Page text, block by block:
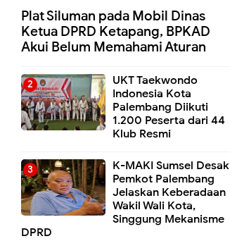
Plat Siluman pada Mobil Dinas
Ketua DPRD Ketapang, BPKAD
Akui Belum Memahami Aturan
UKT Taekwondo
Indonesia Kota
Palembang Diikuti
1.200 Peserta dari 44
Klub Resmi
K-MAKI Sumsel Desak
Pemkot Palembang
Jelaskan Keberadaan
Wakil Wali Kota,
Singgung Mekanisme
DPRD